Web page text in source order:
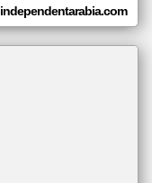
independentarabia.com